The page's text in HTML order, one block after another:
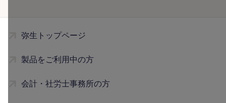
弥生トップページ
製品をご利用中の方
会計・社労士事務所の方